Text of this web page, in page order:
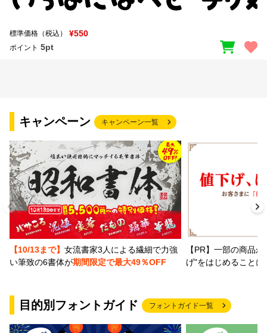
標準価格（税込） ¥550
ポイント 5pt
キャンペーン キャンペーン一覧
【10/13まで】 女流書家3人による繊細で力強
い筆致の6書体が期間限定で最大49％OFF
【PR】一部の商品
げ"をはじめること
目的別フォントガイド フォントガイド一覧